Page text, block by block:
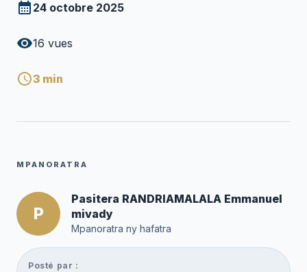
24 octobre 2025
16 vues
3 min
MPANORATRA
P
Pasitera RANDRIAMALALA Emmanuel
mivady
Mpanoratra ny hafatra
Posté par :